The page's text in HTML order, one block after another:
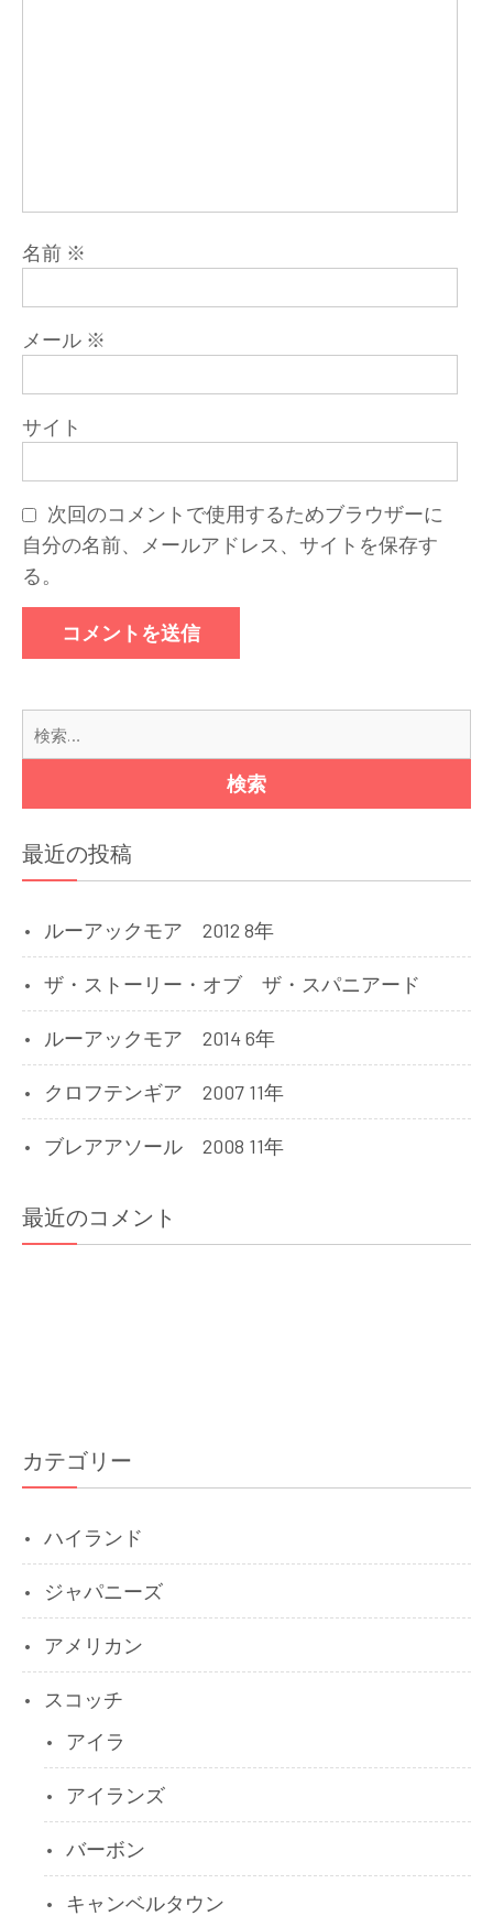
名前 ※
メール ※
サイト
次回のコメントで使用するためブラウザーに
自分の名前、メールアドレス、サイトを保存す
る。
最近の投稿
ルーアックモア 2012 8年
ザ・ストーリー・オブ ザ・スパニアード
ルーアックモア 2014 6年
クロフテンギア 2007 11年
ブレアアソール 2008 11年
最近のコメント
カテゴリー
ハイランド
ジャパニーズ
アメリカン
スコッチ
アイラ
アイランズ
バーボン
キャンベルタウン